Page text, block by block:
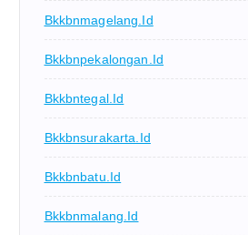
Bkkbnmagelang.id
Bkkbnpekalongan.id
Bkkbntegal.id
Bkkbnsurakarta.id
Bkkbnbatu.id
Bkkbnmalang.id